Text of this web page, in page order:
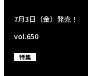
7月3日（金）発売！
vol.650
特集